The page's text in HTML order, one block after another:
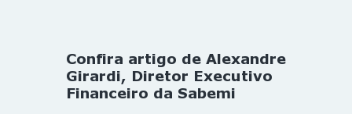
Confira artigo de Alexandre
Girardi, Diretor Executivo
Financeiro da Sabemi